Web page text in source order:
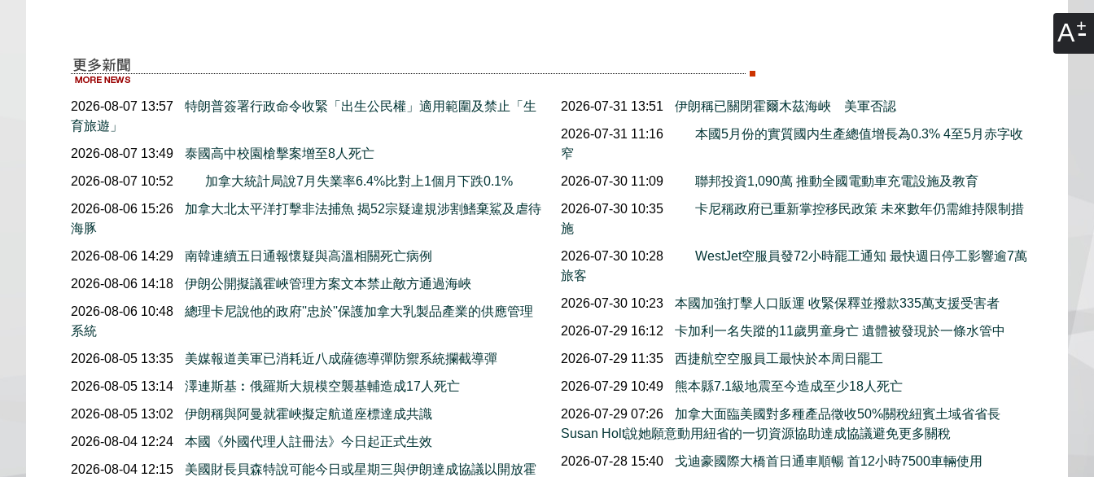
A
2026-08-07 13:57
特朗普簽署行政命令收緊「出生公民權」適用範圍及禁止「生
育旅遊」
2026-08-07 13:49
泰國高中校園槍擊案增至8人死亡
2026-08-07 10:52
加拿大統計局說7月失業率6.4%比對上1個月下跌0.1%
2026-08-06 15:26
加拿大北太平洋打擊非法捕魚 揭52宗疑違規涉割鰭棄鯊及虐待
海豚
2026-08-06 14:29
南韓連續五日通報懷疑與高溫相關死亡病例
2026-08-06 14:18
伊朗公開擬議霍峽管理方案文本禁止敵方通過海峽
2026-08-06 10:48
總理卡尼說他的政府''忠於''保護加拿大乳製品產業的供應管理
系統
2026-08-05 13:35
美媒報道美軍已消耗近八成薩德導彈防禦系統攔截導彈
2026-08-05 13:14
澤連斯基︰俄羅斯大規模空襲基輔造成17人死亡
2026-08-05 13:02
伊朗稱與阿曼就霍峽擬定航道座標達成共識
2026-08-04 12:24
本國《外國代理人註冊法》今日起正式生效
2026-08-04 12:15
美國財長貝森特說可能今日或星期三與伊朗達成協議以開放霍
2026-07-31 13:51
伊朗稱已關閉霍爾木茲海峽 美軍否認
2026-07-31 11:16
本國5月份的實質國内生產總值增長為0.3% 4至5月赤字收
窄
2026-07-30 11:09
聯邦投資1,090萬 推動全國電動車充電設施及教育
2026-07-30 10:35
卡尼稱政府已重新掌控移民政策 未來數年仍需維持限制措
施
2026-07-30 10:28
WestJet空服員發72小時罷工通知 最快週日停工影響逾7萬
旅客
2026-07-30 10:23
本國加強打擊人口販運 收緊保釋並撥款335萬支援受害者
2026-07-29 16:12
卡加利一名失蹤的11歲男童身亡 遺體被發現於一條水管中
2026-07-29 11:35
西捷航空空服員工最快於本周日罷工
2026-07-29 10:49
熊本縣7.1級地震至今造成至少18人死亡
2026-07-29 07:26
加拿大面臨美國對多種產品徵收50%關稅紐賓土域省省長
Susan Holt說她願意動用紐省的一切資源協助達成協議避免更多關稅
2026-07-28 15:40
戈迪豪國際大橋首日通車順暢 首12小時7500車輛使用